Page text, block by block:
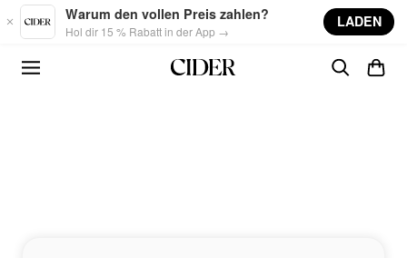
Skip to main content
Warum den vollen Preis zahlen?
Hol dir 15 % Rabatt in der App →
LADEN